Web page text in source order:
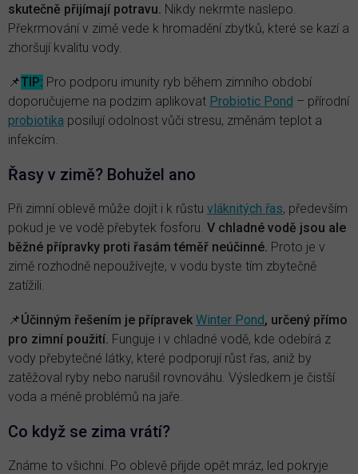
skutečně přijímají potravu. Nikdy nekrmte naslepo.
Překrmování v zimě vede k hromadění zbytků, které se kazí a
zhoršují kvalitu vody.
📌TIP: Pro podporu imunity ryb během zimního období
doporučujeme na podzim aplikovat Probiotic Pond – přírodní
probiotika posilují odolnost vůči stresu, změnám teplot a
infekcím.
Řasy v zimě? Bohužel ano
Při zimní oblevě může dojít i k růstu vláknitých řas, především
pokud je ve vodě přebytek fosforu. V chladné vodě jsou ale
běžné přípravky proti řasám téměř neúčinné. Proto je v
zimě rozhodně nepoužívejte, v vodu byste tím zbytečně
zatížili.
📌Účinným řešením je přípravek Winter Pond, určený přímo
pro zimní použití. Funguje i v chladné vodě, kde odebírá z
vody přebytečné látky, které podporují růst řas, aniž by
zatěžoval ryby nebo narušil rovnováhu. Výsledkem je čistší
voda a méně problémů na jaře.
Co když se zima vrátí?
Známe to všichni. Po oblevě přijde opět mráz, led pokryje